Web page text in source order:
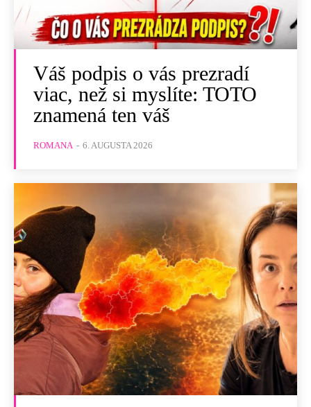
Váš podpis o vás prezradí
viac, než si myslíte: TOTO
znamená ten váš
ROMANA - 6. AUGUSTA 2026